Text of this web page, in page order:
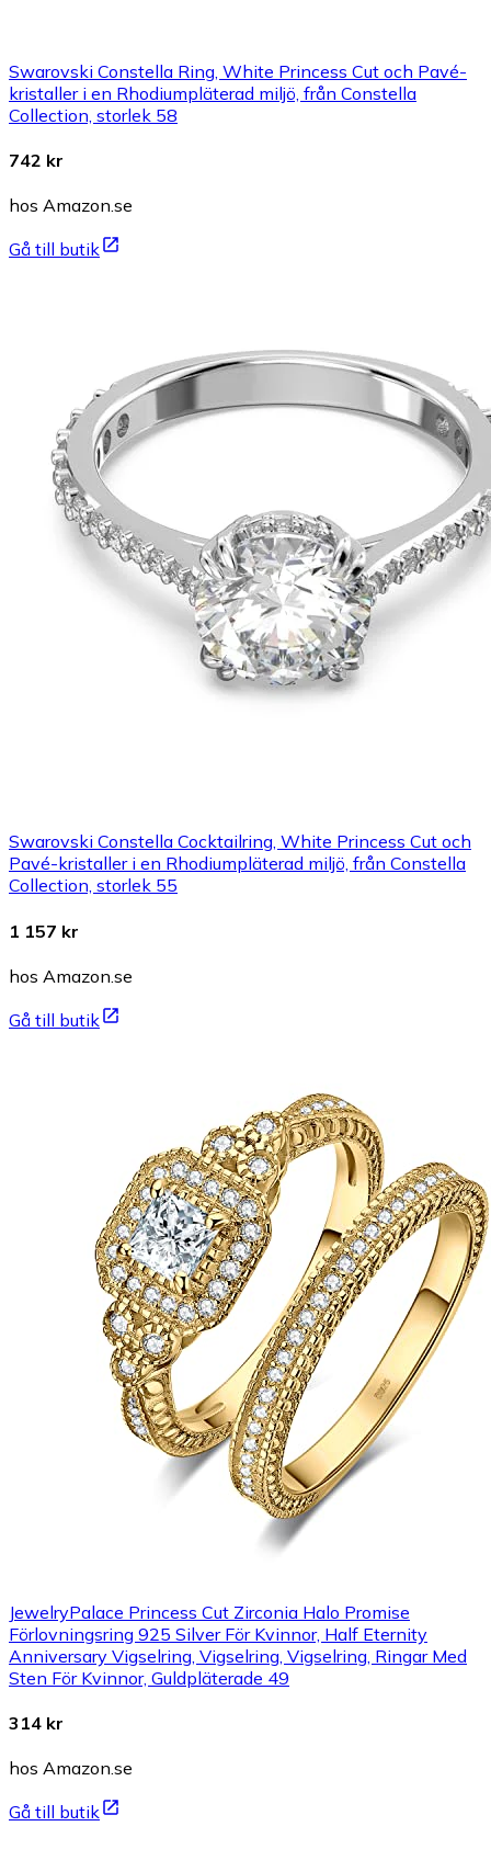
Swarovski Constella Ring, White Princess Cut och Pavé-
kristaller i en Rhodiumpläterad miljö, från Constella
Collection, storlek 58
742 kr
hos Amazon.se
Gå till butik
Swarovski Constella Cocktailring, White Princess Cut och
Pavé-kristaller i en Rhodiumpläterad miljö, från Constella
Collection, storlek 55
1 157 kr
hos Amazon.se
Gå till butik
JewelryPalace Princess Cut Zirconia Halo Promise
Förlovningsring 925 Silver För Kvinnor, Half Eternity
Anniversary Vigselring, Vigselring, Vigselring, Ringar Med
Sten För Kvinnor, Guldpläterade 49
314 kr
hos Amazon.se
Gå till butik